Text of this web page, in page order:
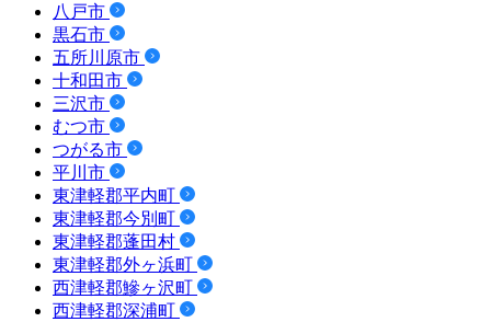
八戸市
黒石市
五所川原市
十和田市
三沢市
むつ市
つがる市
平川市
東津軽郡平内町
東津軽郡今別町
東津軽郡蓬田村
東津軽郡外ヶ浜町
西津軽郡鰺ヶ沢町
西津軽郡深浦町